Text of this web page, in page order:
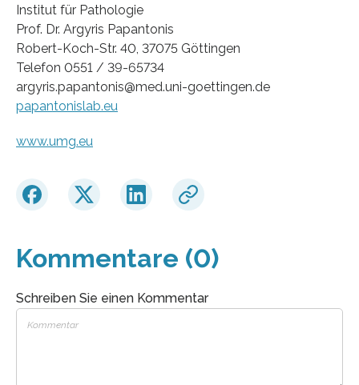
Institut für Pathologie
Prof. Dr. Argyris Papantonis
Robert-Koch-Str. 40, 37075 Göttingen
Telefon 0551 / 39-65734
argyris.papantonis@med.uni-goettingen.de
papantonislab.eu
www.umg.eu
Kommentare (0)
Schreiben Sie einen Kommentar